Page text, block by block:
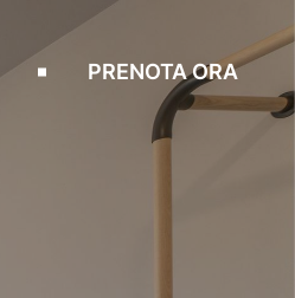
PRENOTA ORA